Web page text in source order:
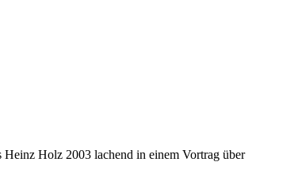
Holz 2003 lachend in einem Vortrag über